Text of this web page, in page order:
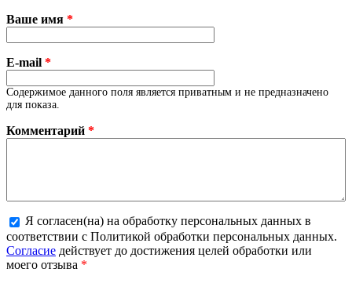
Ваше имя *
E-mail *
Содержимое данного поля является приватным и не предназначено
для показа.
Комментарий *
Более подробная информация о текстовых форматах
Я согласен(на) на обработку персональных данных в
соответствии с Политикой обработки персональных данных.
Согласие действует до достижения целей обработки или
моего отзыва *